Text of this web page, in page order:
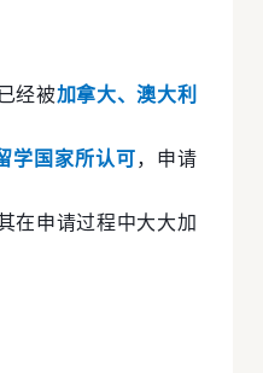
经被加拿大、澳大利
学国家所认可，申请
在申请过程中大大加